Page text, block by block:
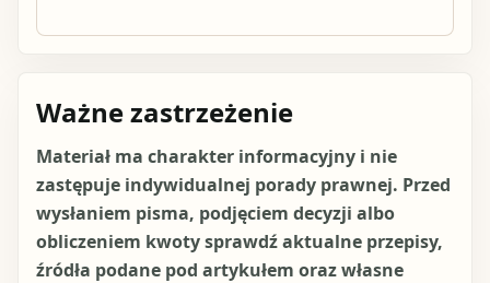
Ważne zastrzeżenie
Materiał ma charakter informacyjny i nie
zastępuje indywidualnej porady prawnej. Przed
wysłaniem pisma, podjęciem decyzji albo
obliczeniem kwoty sprawdź aktualne przepisy,
źródła podane pod artykułem oraz własne